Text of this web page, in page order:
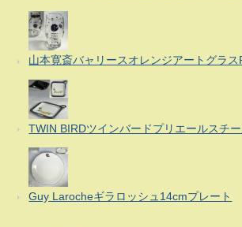
山本寛斎バャリースオレンジアートグラス
TWIN BIRDツインバードプリエールスチ
Guy Larocheギラロッシュ14cmプレート